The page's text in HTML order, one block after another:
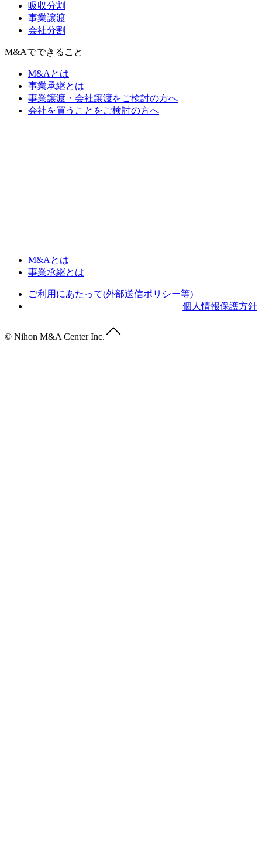
吸収分割
事業譲渡
会社分割
M&Aでできること
M&Aとは
事業承継とは
事業譲渡・会社譲渡をご検討の方へ
会社を買うことをご検討の方へ
M&Aとは
事業承継とは
ご利用にあたって(外部送信ポリシー等)
個人情報保護方針
© Nihon M&A Center Inc.